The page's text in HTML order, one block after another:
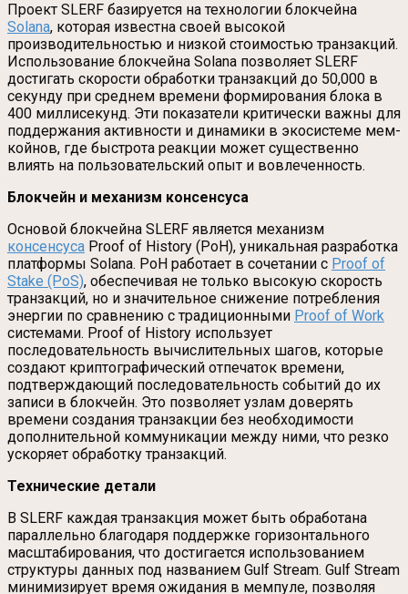
Проект SLERF базируется на технологии блокчейна
Solana, которая известна своей высокой
производительностью и низкой стоимостью транзакций.
Использование блокчейна Solana позволяет SLERF
достигать скорости обработки транзакций до 50,000 в
секунду при среднем времени формирования блока в
400 миллисекунд. Эти показатели критически важны для
поддержания активности и динамики в экосистеме мем-
койнов, где быстрота реакции может существенно
влиять на пользовательский опыт и вовлеченность.
Блокчейн и механизм консенсуса
Основой блокчейна SLERF является механизм
консенсуса Proof of History (PoH), уникальная разработка
платформы Solana. PoH работает в сочетании с Proof of
Stake (PoS), обеспечивая не только высокую скорость
транзакций, но и значительное снижение потребления
энергии по сравнению с традиционными Proof of Work
системами. Proof of History использует
последовательность вычислительных шагов, которые
создают криптографический отпечаток времени,
подтверждающий последовательность событий до их
записи в блокчейн. Это позволяет узлам доверять
времени создания транзакции без необходимости
дополнительной коммуникации между ними, что резко
ускоряет обработку транзакций.
Технические детали
В SLERF каждая транзакция может быть обработана
параллельно благодаря поддержке горизонтального
масштабирования, что достигается использованием
структуры данных под названием Gulf Stream. Gulf Stream
минимизирует время ожидания в мемпуле, позволяя